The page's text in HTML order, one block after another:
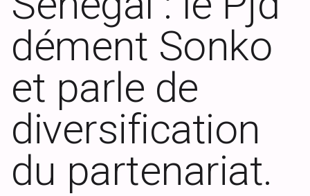
dément Sonko
et parle de
diversification
du partenariat.